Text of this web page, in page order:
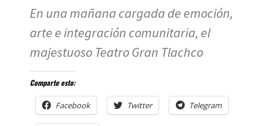
En una mañana cargada de emoción,
arte e integración comunitaria, el
majestuoso Teatro Gran Tlachco
Comparte esto:
Facebook Twitter Telegram